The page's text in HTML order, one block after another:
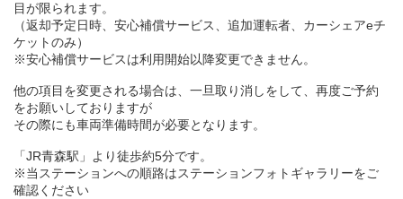
目が限られます。
（返却予定日時、安心補償サービス、追加運転者、カーシェアeチ
ケットのみ）
※安心補償サービスは利用開始以降変更できません。
他の項目を変更される場合は、一旦取り消しをして、再度ご予約
をお願いしておりますが
その際にも車両準備時間が必要となります。
「JR青森駅」より徒歩約5分です。
※当ステーションへの順路はステーションフォトギャラリーをご
確認ください